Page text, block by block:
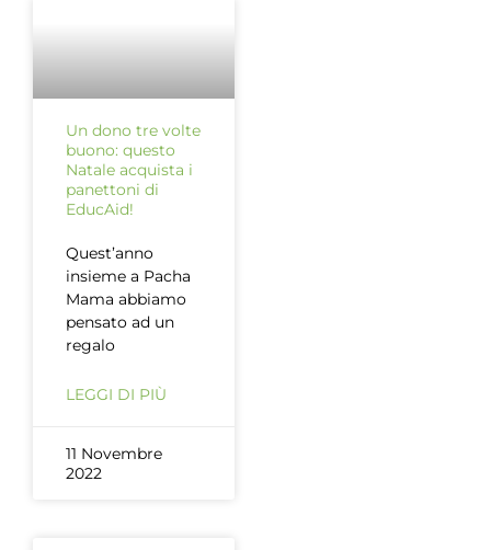
Un dono tre volte
buono: questo
Natale acquista i
panettoni di
EducAid!
Quest’anno
insieme a Pacha
Mama abbiamo
pensato ad un
regalo
LEGGI DI PIÙ
11 Novembre
2022